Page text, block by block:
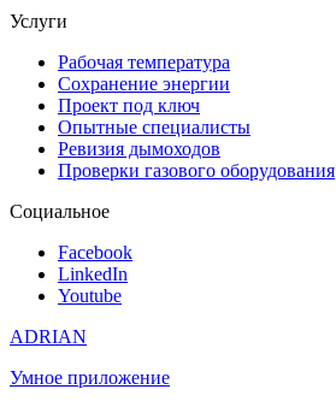
Услуги
Рабочая температура
Сохранение энергии
Проект под ключ
Опытные специалисты
Ревизия дымоходов
Проверки газового оборудования
Социальное
Facebook
LinkedIn
Youtube
ADRIAN
Умное приложение